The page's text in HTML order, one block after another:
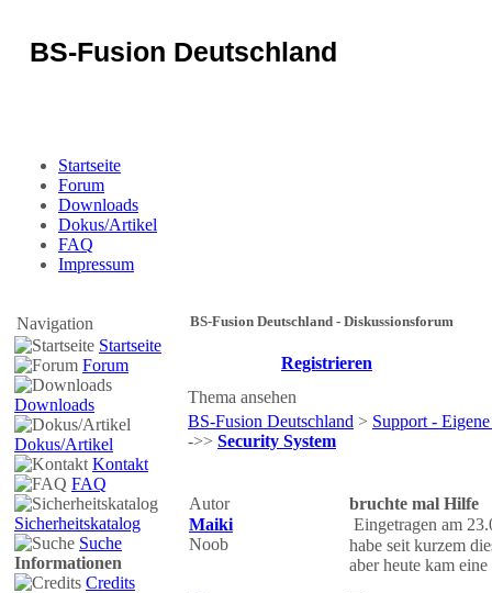
BS-Fusion Deutschland
Startseite
Forum
Downloads
Dokus/Artikel
FAQ
Impressum
Navigation
Startseite
Forum
Downloads
Dokus/Artikel
Kontakt
FAQ
Sicherheitskatalog
Suche
Informationen
Credits
BS-Fusion Deutschland - Diskussionsforum
Registrieren
Thema ansehen
BS-Fusion Deutschland > Support -
->> Security System
Autor
bruchte mal Hilfe
Maiki
Noob
Eingetragen am
habe seit kurzem
aber heute kam